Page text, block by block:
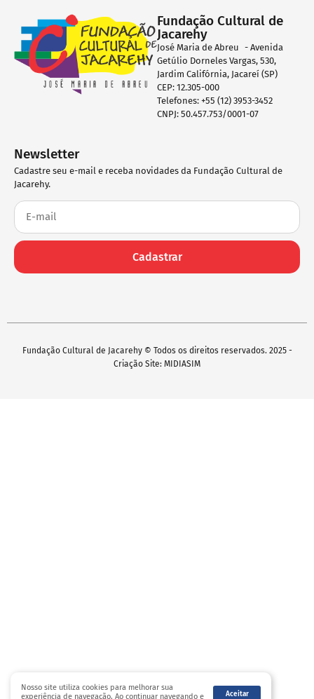
Fundação Cultural de
Jacarehy
José Maria de Abreu - Avenida
Getúlio Dorneles Vargas, 530,
Jardim Califórnia, Jacareí (SP)
CEP: 12.305-000
Telefones: +55 (12) 3953-3452
CNPJ: 50.457.753/0001-07
Newsletter
Cadastre seu e-mail e receba novidades da Fundação Cultural de
Jacarehy.
Cadastrar
Fundação Cultural de Jacarehy © Todos os direitos reservados. 2025 -
Criação Site: MIDIASIM
Nosso site utiliza cookies para melhorar sua
experiência de navegação. Ao continuar navegando e
Aceitar